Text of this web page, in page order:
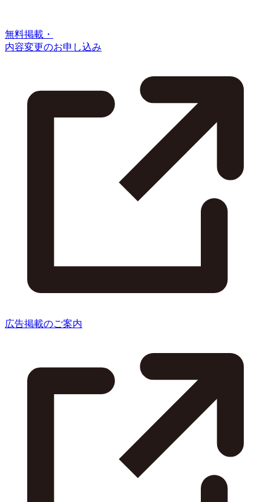
無料掲載・
内容変更のお申し込み
広告掲載のご案内